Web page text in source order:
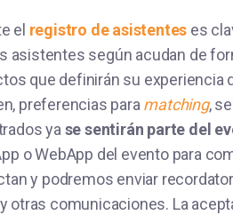
el registro de asistentes es
asistentes según acudan de
que definirán su experiencia
preferencias paramatching,
yase sentirán parte del
o WebApp del evento para
y podremos enviar
y otras comunicaciones. La